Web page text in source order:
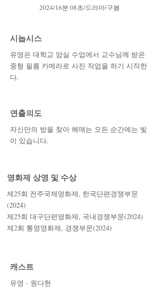
2024/16분 08초/드라마/구봄
시놉시스
유영은 대학교 암실 수업에서 교수님께 받은
중형 필름 카메라로 사진 작업을 하기 시작한
다.
​연출의도
자신만의 방을 찾아 헤매는 모든 순간에는 빛
이 있습니다.
영화제 상영 및 수상
제25회 전주국제영화제, 한국단편경쟁부문
(2024)
​제25회 대구단편영화제, 국내경쟁부문(2024)
​제2회 통영영화제, 경쟁부문(2024)
캐스트
유영 - 원다현